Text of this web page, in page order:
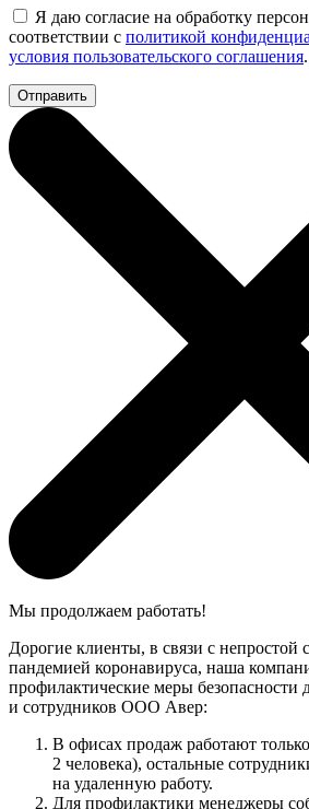
Я даю согласие на обработку
соответствии с политикой
условия пользовательского соглашения.
Мы продолжаем работать!
Дорогие клиенты, в связи с непростой
пандемией коронавируса, наша
профилактические меры безопасности
и сотрудников ООО Авер:
В офисах продаж работают
2 человека), остальные
на удаленную работу.
Для профилактики менеджеры